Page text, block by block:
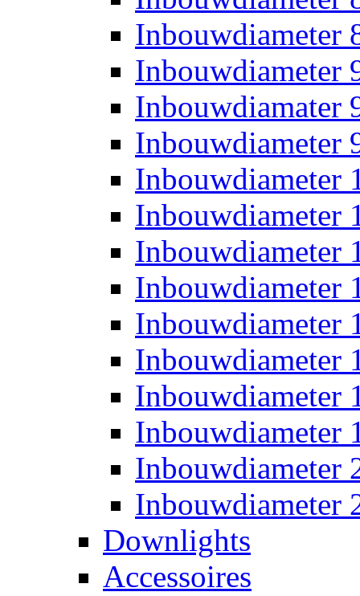
Inbouwdiameter
Inbouwdiameter
Inbouwdiamater
Inbouwdiameter
Inbouwdiameter
Inbouwdiameter
Inbouwdiameter
Inbouwdiameter
Inbouwdiameter
Inbouwdiameter
Inbouwdiameter
Inbouwdiameter
Inbouwdiameter
Inbouwdiameter
Downlights
Accessoires